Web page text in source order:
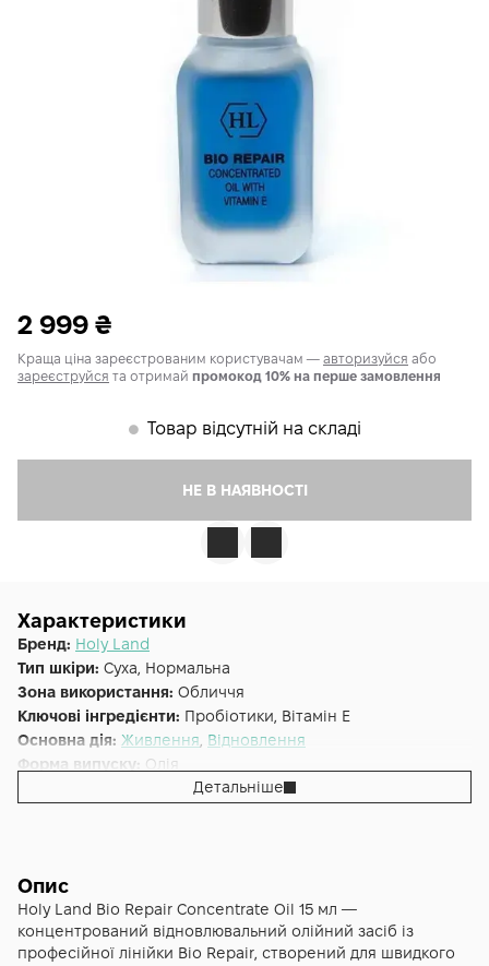
2 999 ₴
Краща ціна зареєстрованим користувачам — авторизуйся або
зареєструйся та отримай промокод 10% на перше замовлення
𒊹 Товар відсутній на складі
НЕ В НАЯВНОСТІ
Характеристики
Бренд: Holy Land
Тип шкіри: Суха, Нормальна
Зона використання: Обличчя
Ключові інгредієнти: Пробіотики, Вітамін E
Основна дія: Живлення Відновлення
Форма випуску: Олія
Детальніше
Опис
Holy Land Bio Repair Concentrate Oil 15 мл —
концентрований відновлювальний олійний засіб із
професійної лінійки Bio Repair, створений для швидкого